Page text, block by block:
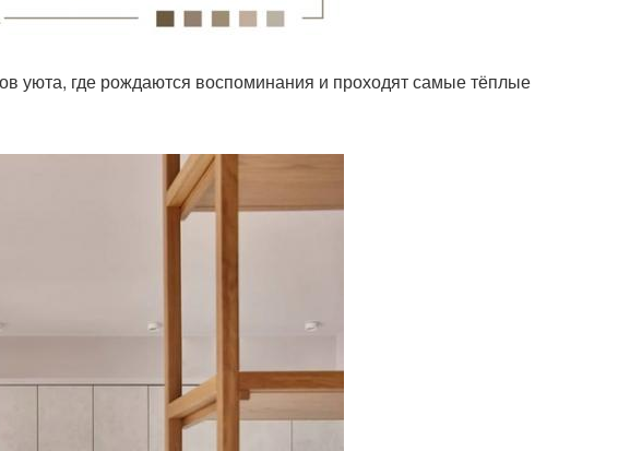
уюта, где рождаются воспоминания и проходят самые тёплые